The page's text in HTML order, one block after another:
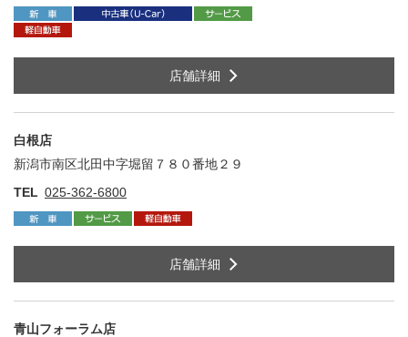
店舗詳細
白根店
新潟市南区北田中字堀留７８０番地２９
TEL 025-362-6800
店舗詳細
青山フォーラム店